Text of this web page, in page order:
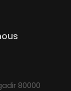
80000